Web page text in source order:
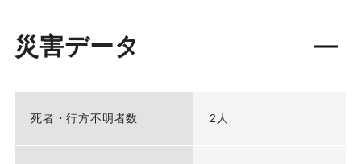
災害データ
死者・行方不明者数 2人